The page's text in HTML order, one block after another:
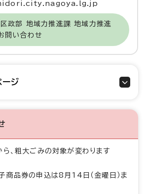
政部 地域力推進課 地域力推進
問い合わせ
ージ
、粗大ごみの対象が変わります
商品券の申込は8月14日（金曜日）ま